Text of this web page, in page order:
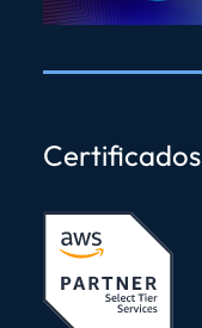
Certificados